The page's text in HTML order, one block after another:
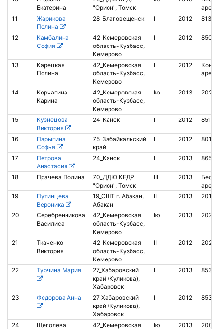
Екатерина
"Орион", Томск
11
Жарикова
Полина
28_Благовещенск I 2012
12
Камбалина
София
42_Кемеровская
область-Кузбасс,
Кемерово
I 2012
13
Карецкая
Полина
42_Кемеровская
область-Кузбасс,
Кемерово
I 2012
14
Корчагина
Карина
42_Кемеровская
область-Кузбасс,
Кемерово
Iю 2013
15
Кузнецова
Виктория
24_Канск I 2012
16
Парыгина
Софья
75_Забайкальский
край
I 2012
17
Петрова
Анастасия
24_Канск I 2013
18 Прачева Полина
70_ДДЮ КЕДР
"Орион", Томск
III 2013
19
Путинцева
Вероника
19_СШТ г. Абакан,
Абакан
II 2013
20
Серебренникова
Василиса
42_Кемеровская
область-Кузбасс,
Кемерово
Iю 2013
21
Ткаченко
Виктория
42_Кемеровская
область-Кузбасс,
Кемерово
II 2012
22 Турчина Мария
27_Хабаровский
край (Куликова),
Хабаровск
I 2013
23 Федорова Анна
27_Хабаровский
край (Куликова),
Хабаровск
I 2012
24
Щеголева
42_Кемеровская
Iю 2013